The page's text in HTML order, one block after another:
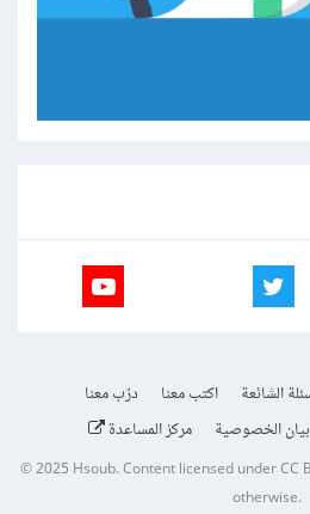
الشائعة اكتب معنا
درّب معنا
بيان الخصوصية مركز المساعدة
© 2025Hsoub.Content licensed underCC
otherwise.